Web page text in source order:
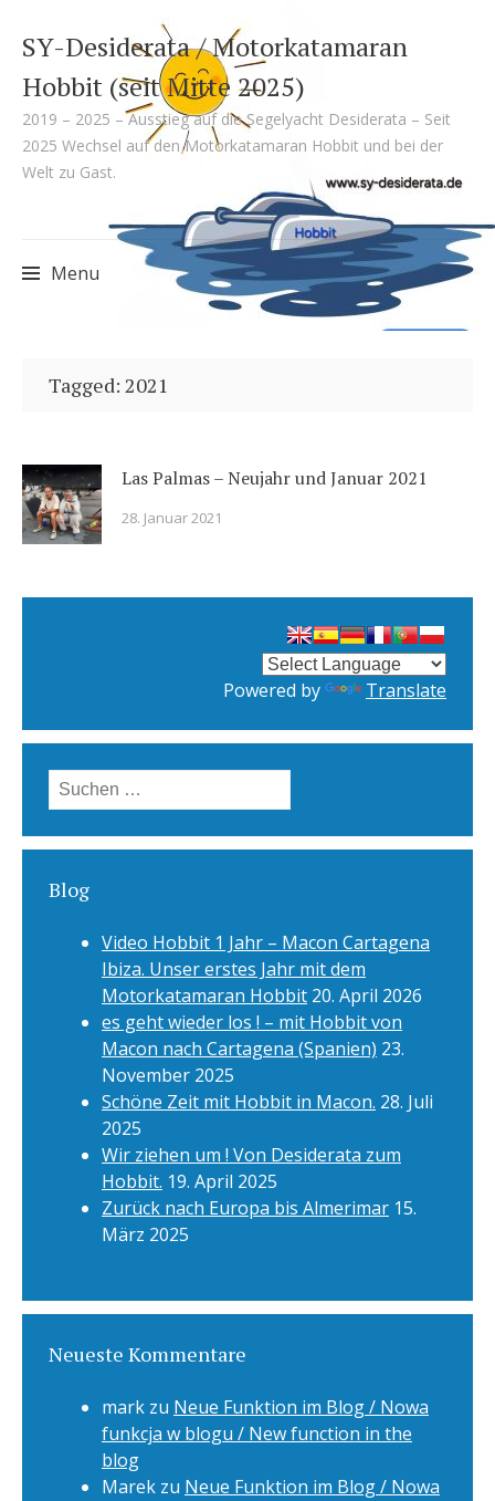
SY-Desiderata / Motorkatamaran
Hobbit (seit Mitte 2025)
2019 – 2025 – Ausstieg auf die Segelyacht Desiderata – Seit
2025 Wechsel auf den Motorkatamaran Hobbit und bei der
Welt zu Gast.
Menu
to
Tagged: 2021
Las Palmas – Neujahr und Januar 2021
28. Januar 2021
Powered by Translate
Suchen
nach:
Blog
Video Hobbit 1 Jahr – Macon Cartagena
Ibiza. Unser erstes Jahr mit dem
Motorkatamaran Hobbit 20. April 2026
es geht wieder los ! – mit Hobbit von
Macon nach Cartagena (Spanien) 23.
November 2025
Schöne Zeit mit Hobbit in Macon. 28. Juli
2025
Wir ziehen um ! Von Desiderata zum
Hobbit. 19. April 2025
Zurück nach Europa bis Almerimar 15.
März 2025
Neueste Kommentare
mark zu Neue Funktion im Blog / Nowa
funkcja w blogu / New function in the
blog
Marek zu Neue Funktion im Blog / Nowa